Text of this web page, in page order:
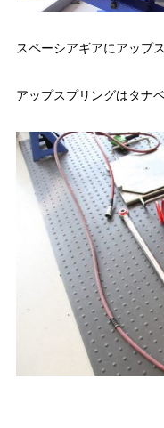
スペーシアギアにアップ
アップスプリングはタナ